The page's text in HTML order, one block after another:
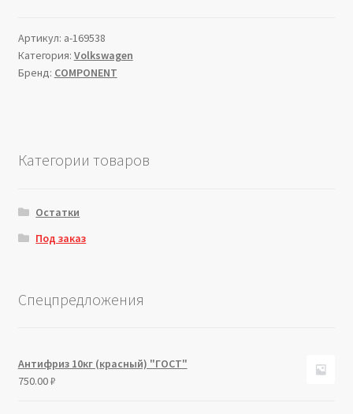
Артикул: a-169538
Категория: Volkswagen
Бренд: COMPONENT
Категории товаров
Остатки
Под заказ
Спецпредложения
Антифриз 10кг (красный) "ГОСТ"
750.00₽